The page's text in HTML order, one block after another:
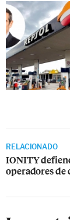
RELACIONADO
IONITY
operadores de